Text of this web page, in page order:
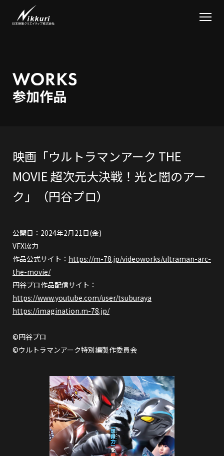
映画「ウルトラマンアーク THE
MOVIE 超次元大決戦！光と闇のアー
ク」（円谷プロ）
公開日：2024年2月21日(金)
VFX協力
作品公式サイト： https://m-78.jp/videoworks/ultraman-arc-
the-movie/
円谷プロ作品配信サイト：
https://www.youtube.com/user/tsuburaya
https://imagination.m-78.jp/
©円谷プロ
©ウルトラマンアーク特別編製作委員会